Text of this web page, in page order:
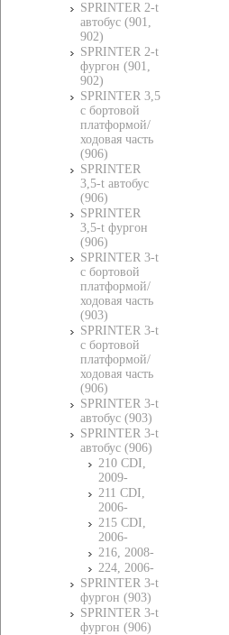
SPRINTER 2-t
автобус (901,
902)
SPRINTER 2-t
фургон (901,
902)
SPRINTER 3,5
c бортовой
платформой/
ходовая часть
(906)
SPRINTER
3,5-t автобус
(906)
SPRINTER
3,5-t фургон
(906)
SPRINTER 3-t
c бортовой
платформой/
ходовая часть
(903)
SPRINTER 3-t
c бортовой
платформой/
ходовая часть
(906)
SPRINTER 3-t
автобус (903)
SPRINTER 3-t
автобус (906)
210 CDI,
2009-
211 CDI,
2006-
215 CDI,
2006-
216, 2008-
224, 2006-
SPRINTER 3-t
фургон (903)
SPRINTER 3-t
фургон (906)